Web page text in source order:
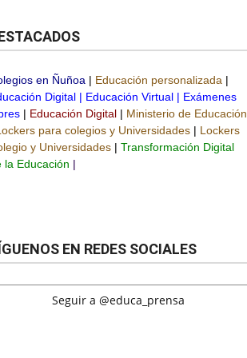
en Ñuñoa | Educación personalizada |
Digital | Educación Virtual | Exámenes
| Educación Digital | Ministerio de Educación
para colegios y Universidades | Lockers
y Universidades | Transformación Digital
la Educación |
EN REDES SOCIALES
Seguir a @educa_prensa